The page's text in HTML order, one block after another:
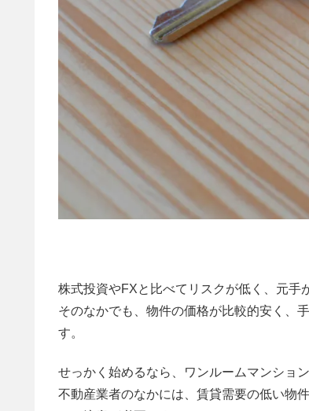
株式投資やFXと比べてリスクが低く、元手
そのなかでも、物件の価格が比較的安く、
す。
せっかく始めるなら、ワンルームマンショ
不動産業者のなかには、賃貸需要の低い物